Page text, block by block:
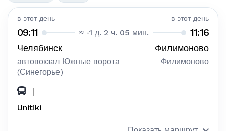
в этот день в этот день
09:11 ≈ -1 д. 2 ч. 05 мин. 11:16
Челябинск Филимоново
автовокзал Южные ворота
(Синегорье)
Филимоново
|
Unitiki